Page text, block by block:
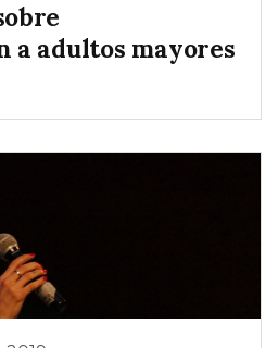
a adultos mayores